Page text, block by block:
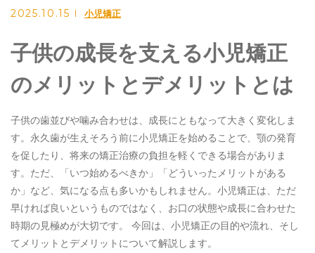
審美歯科
マウスピース
ご予約・お問い合わせ
0897-43-2411
ネット予約はこちら
RESERVE
2025.10.15 小児矯正
子供の成長を支える小児矯正
のメリットとデメリットとは
子供の歯並びや噛み合わせは、成長にともなって大きく変化しま
す。永久歯が生えそろう前に小児矯正を始めることで、顎の発育
を促したり、将来の矯正治療の負担を軽くできる場合がありま
す。ただ、「いつ始めるべきか」「どういったメリットがある
か」など、気になる点も多いかもしれません。小児矯正は、ただ
早ければ良いというものではなく、お口の状態や成長に合わせた
時期の見極めが大切です。 今回は、小児矯正の目的や流れ、そし
てメリットとデメリットについて解説します。